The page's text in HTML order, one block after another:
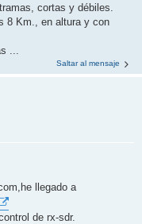
cortas y débiles.
8 Km., en altura y con
...
Saltar al mensaje
llegado a
de rx-sdr.